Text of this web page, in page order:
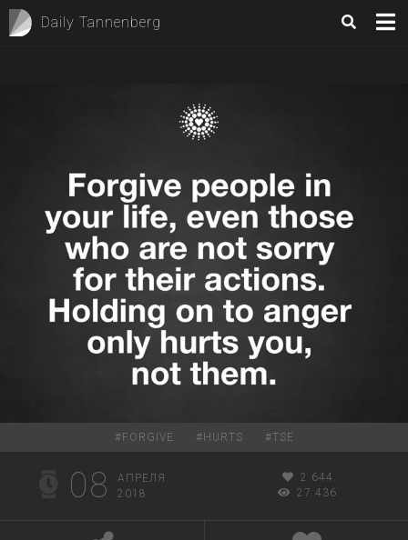
Daily Tannenberg
# FORGIVE # HURTS #TSE
08
АПРЕЛЯ
2018
2 644
27 436